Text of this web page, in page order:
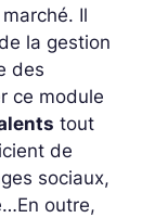
Il
la gestion
des
ce module
tout
de
sociaux,
En outre,